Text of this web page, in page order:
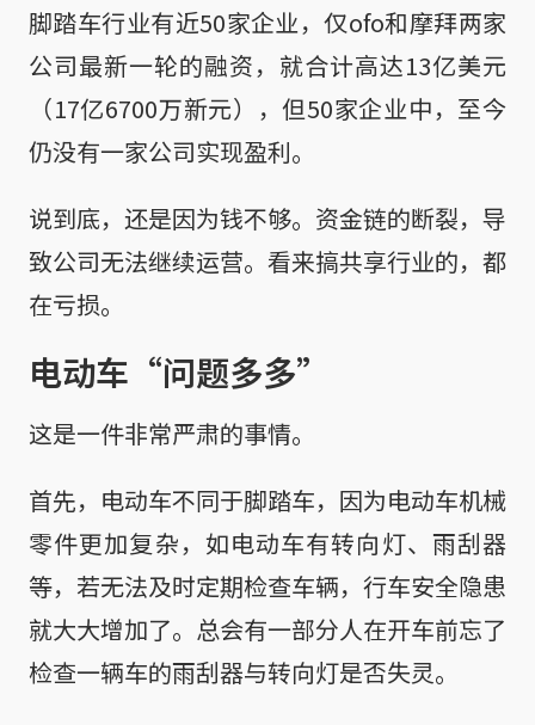
脚踏车行业有近50家企业，仅ofo和摩拜两家
公司最新一轮的融资，就合计高达13亿美元
（17亿6700万新元），但50家企业中，至今
仍没有一家公司实现盈利。
说到底，还是因为钱不够。资金链的断裂，导
致公司无法继续运营。看来搞共享行业的，都
在亏损。
电动车“问题多多”
这是一件非常严肃的事情。
首先，电动车不同于脚踏车，因为电动车机械
零件更加复杂，如电动车有转向灯、雨刮器
等，若无法及时定期检查车辆，行车安全隐患
就大大增加了。总会有一部分人在开车前忘了
检查一辆车的雨刮器与转向灯是否失灵。